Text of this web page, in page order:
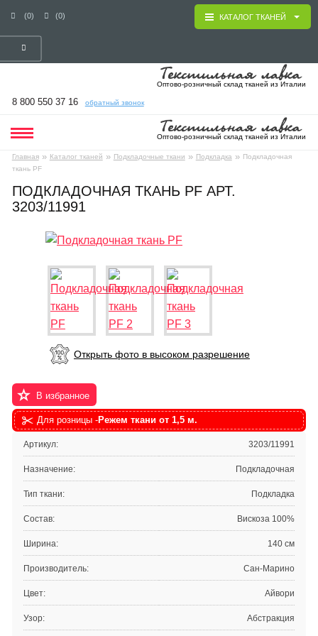
(0) (0)
Оптово-розничный склад тканей из Италии
8 800 550 37 16 обратный звонок
Оптово-розничный склад тканей из Италии
Главная » Каталог тканей » Подкладочные ткани » Подкладка » Подкладочная
ткань PF
КАТАЛОГ ТКАНЕЙ
ПОДКЛАДОЧНАЯ ТКАНЬ PF АРТ.
3203/11991
Открыть фото в высоком разрешение
В избранное
Для розницы -Режем ткани от 1,5 м.
Артикул: 3203/11991
Назначение: Подкладочная
Тип ткани: Подкладка
Состав: Вискоза 100%
Ширина: 140 см
Производитель: Сан-Марино
Цвет: Айвори
Узор: Абстракция